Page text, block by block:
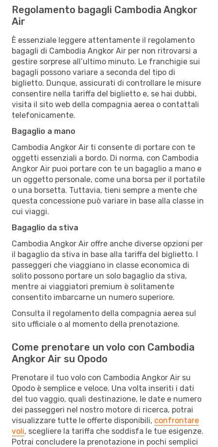
Regolamento bagagli Cambodia Angkor
Air
È essenziale leggere attentamente il regolamento
bagagli di Cambodia Angkor Air per non ritrovarsi a
gestire sorprese all’ultimo minuto. Le franchigie sui
bagagli possono variare a seconda del tipo di
biglietto. Dunque, assicurati di controllare le misure
consentire nella tariffa del biglietto e, se hai dubbi,
visita il sito web della compagnia aerea o contattali
telefonicamente.
Bagaglio a mano
Cambodia Angkor Air ti consente di portare con te
oggetti essenziali a bordo. Di norma, con Cambodia
Angkor Air puoi portare con te un bagaglio a mano e
un oggetto personale, come una borsa per il portatile
o una borsetta. Tuttavia, tieni sempre a mente che
questa concessione può variare in base alla classe in
cui viaggi.
Bagaglio da stiva
Cambodia Angkor Air offre anche diverse opzioni per
il bagaglio da stiva in base alla tariffa del biglietto. I
passeggeri che viaggiano in classe economica di
solito possono portare un solo bagaglio da stiva,
mentre ai viaggiatori premium è solitamente
consentito imbarcarne un numero superiore.
Consulta il regolamento della compagnia aerea sul
sito ufficiale o al momento della prenotazione.
Come prenotare un volo con Cambodia
Angkor Air su Opodo
Prenotare il tuo volo con Cambodia Angkor Air su
Opodo è semplice e veloce. Una volta inseriti i dati
del tuo vaggio, quali destinazione, le date e numero
dei passeggeri nel nostro motore di ricerca, potrai
visualizzare tutte le offerte disponibili, confrontare
voli, scegliere la tariffa che soddisfa le tue esigenze.
Potrai concludere la prenotazione in pochi semplici